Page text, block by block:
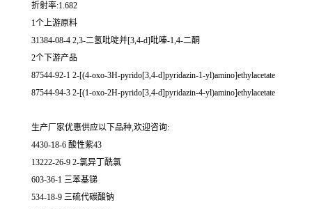
折射率:1.682
1个上游原料
31384-08-4 2,3-二氢吡啶并[3,4-d]吡嗪-1,4-二酮
2个下游产品
87544-92-1 2-[(4-oxo-3H-pyrido[3,4-d]pyridazin-1-yl)amino]ethylacetate
87544-94-3 2-[(1-oxo-2H-pyrido[3,4-d]pyridazin-4-yl)amino]ethylacetate
生产厂家优惠供应以下品种,欢迎咨询:
4430-18-6 酸性紫43
13222-26-9 2-氯异丁酰氯
603-36-1 三苯基锑
534-18-9 三硫代碳酸钠